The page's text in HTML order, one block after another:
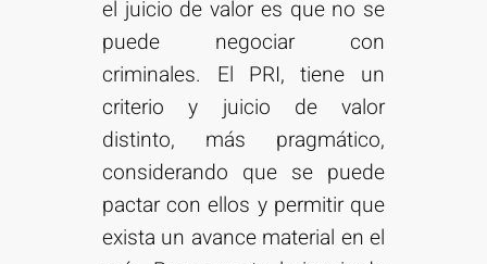
el juicio de valor es que no se
puede negociar con
criminales. El PRI, tiene un
criterio y juicio de valor
distinto, más pragmático,
considerando que se puede
pactar con ellos y permitir que
exista un avance material en el